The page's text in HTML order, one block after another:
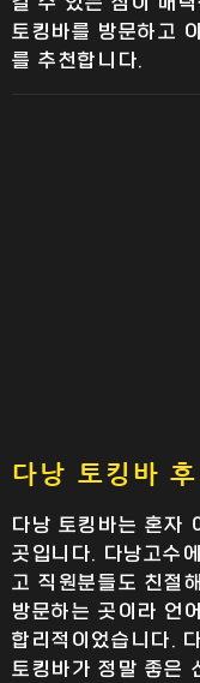
토킹바를 방문하고
를 추천합니다.
다낭 토킹바
다낭 토킹바는 혼자
곳입니다. 다낭고수
고 직원분들도 친절
방문하는 곳이라 언
합리적이었습니다.
토킹바가 정말 좋은